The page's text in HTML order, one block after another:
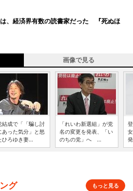
、経済界有数の読書家だった 『死ぬほ
画像で見る
結成で「「騙し討
あった気分」と怒
ひろゆき妻...
「れいわ新選組」が党
名の変更を発表、「い
のちの党」へ ...
グ もっと見る